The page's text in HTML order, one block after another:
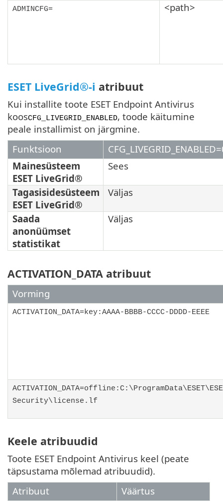
ADMINCFG= <path>
ESET LiveGrid®-i atribuut
Kui installite toote ESET Endpoint Antivirus
koosCFG_LIVEGRID_ENABLED, toode käitumine
peale installimist on järgmine.
Funktsioon
Mainesüsteem
ESET LiveGrid®
Sees
Tagasisidesüsteem
ESET LiveGrid®
Väljas
Saada
anonüümset
statistikat
Väljas
ACTIVATION_DATA atribuut
Vorming
ACTIVATION_DATA=key:AAAA-BBBB-CCCC-DDDD-EEEE
Security\license.lf
Keele atribuudid
Toote ESET Endpoint Antivirus keel (peate
täpsustama mõlemad atribuudid).
Atribuut
Väärtus